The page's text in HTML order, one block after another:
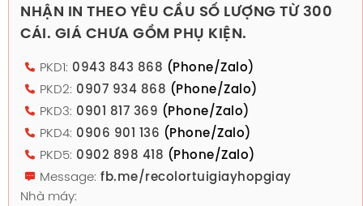
NHẬN IN THEO YÊU CẦU SỐ LƯỢNG TỪ 300
CÁI. GIÁ CHƯA GỒM PHỤ KIỆN.
PKD1: 0943 843 868 (Phone/Zalo)
PKD2: 0907 934 868 (Phone/Zalo)
PKD3: 0901 817 369 (Phone/Zalo)
PKD4: 0906 901 136 (Phone/Zalo)
PKD5: 0902 898 418 (Phone/Zalo)
Message: fb.me/recolortuigiayhopgiay
Nhà máy: